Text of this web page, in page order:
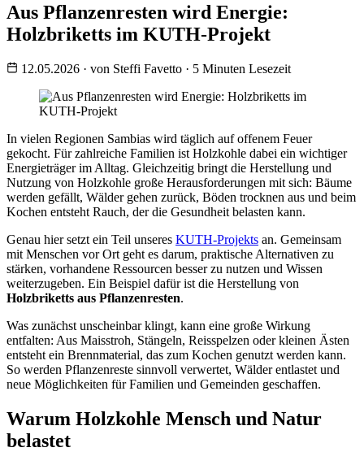
Aus Pflanzenresten wird Energie:
Holzbriketts im KUTH-Projekt
12.05.2026 · von Steffi Favetto · 5 Minuten Lesezeit
In vielen Regionen Sambias wird täglich auf offenem Feuer
gekocht. Für zahlreiche Familien ist Holzkohle dabei ein wichtiger
Energieträger im Alltag. Gleichzeitig bringt die Herstellung und
Nutzung von Holzkohle große Herausforderungen mit sich: Bäume
werden gefällt, Wälder gehen zurück, Böden trocknen aus und beim
Kochen entsteht Rauch, der die Gesundheit belasten kann.
Genau hier setzt ein Teil unseres KUTH-Projekts an. Gemeinsam
mit Menschen vor Ort geht es darum, praktische Alternativen zu
stärken, vorhandene Ressourcen besser zu nutzen und Wissen
weiterzugeben. Ein Beispiel dafür ist die Herstellung von
Holzbriketts aus Pflanzenresten.
Was zunächst unscheinbar klingt, kann eine große Wirkung
entfalten: Aus Maisstroh, Stängeln, Reisspelzen oder kleinen Ästen
entsteht ein Brennmaterial, das zum Kochen genutzt werden kann.
So werden Pflanzenreste sinnvoll verwertet, Wälder entlastet und
neue Möglichkeiten für Familien und Gemeinden geschaffen.
Warum Holzkohle Mensch und Natur
belastet